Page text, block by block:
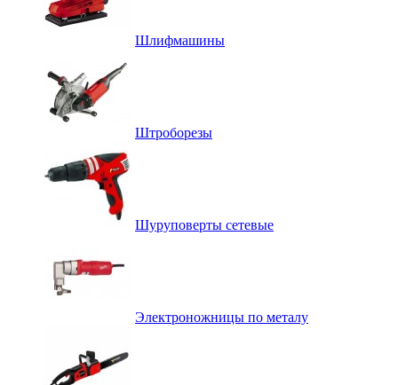
Шлифмашины
Штроборезы
Шуруповерты сетевые
Электроножницы по металу